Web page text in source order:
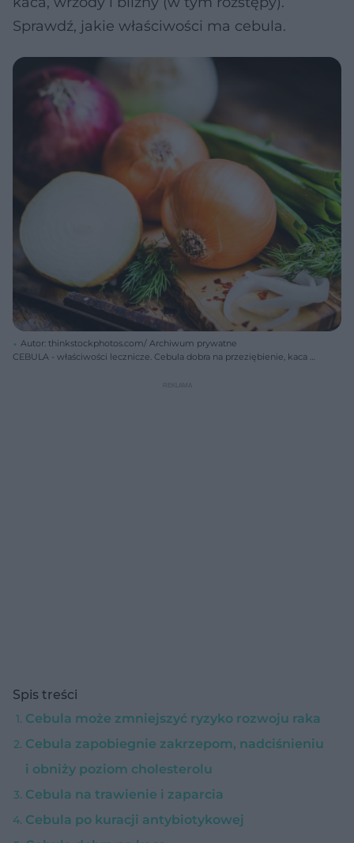
Sprawdź, jakie właściwości ma cebula.
Autor: thinkstockphotos.com/ Archiwum prywatne
CEBULA - właściwości lecznicze. Cebula dobra na przeziębienie, kaca i
Spis treści
Cebula może zmniejszyć ryzyko rozwoju raka
Cebula zapobiegnie zakrzepom, nadciśnieniu
i obniży poziom cholesterolu
Cebula na trawienie i zaparcia
Cebula po kuracji antybiotykowej